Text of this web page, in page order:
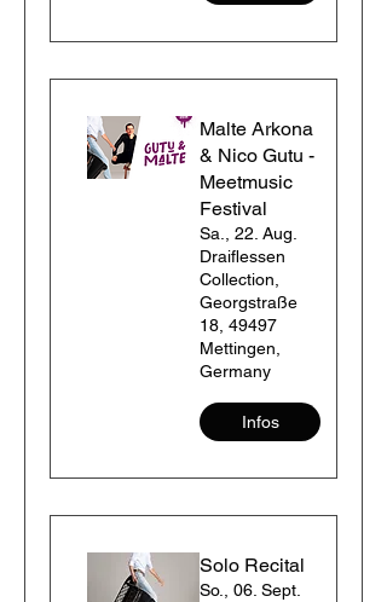
Malte Arkona
& Nico Gutu -
Meetmusic
Festival
Sa., 22. Aug.
Draiflessen
Collection,
Georgstraße
18, 49497
Mettingen,
Germany
Infos
Solo Recital
So., 06. Sept.